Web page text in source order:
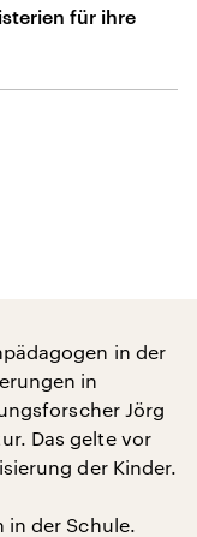
für ihre
in der
in
Jörg
Das gelte vor
der Kinder.
der Schule.